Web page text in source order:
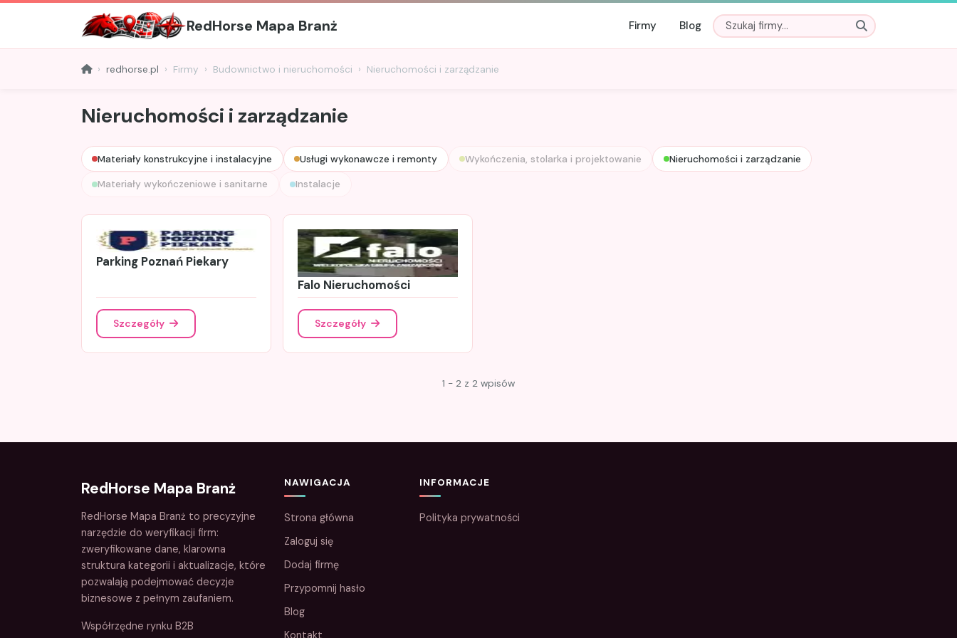
RedHorse Mapa Branż Firmy Blog
redhorse.pl Firmy Budownictwo i nieruchomości Nieruchomości i zarządzanie
Nieruchomości i zarządzanie
Materiały konstrukcyjne i instalacyjne Usługi wykonawcze i remonty Wykończenia, stolarka i projektowanie Nieruchomości i zarządzanie
Materiały wykończeniowe i sanitarne Instalacje
Parking Poznań Piekary
Szczegóły
Falo Nieruchomości
Szczegóły
1 - 2 z 2 wpisów
RedHorse Mapa Branż
RedHorse Mapa Branż to precyzyjne
narzędzie do weryfikacji firm:
zweryfikowane dane, klarowna
struktura kategorii i aktualizacje, które
pozwalają podejmować decyzje
biznesowe z pełnym zaufaniem.
Współrzędne rynku B2B
NAWIGACJA
Strona główna
Zaloguj się
Dodaj firmę
Przypomnij hasło
Blog
Kontakt
INFORMACJE
Polityka prywatności